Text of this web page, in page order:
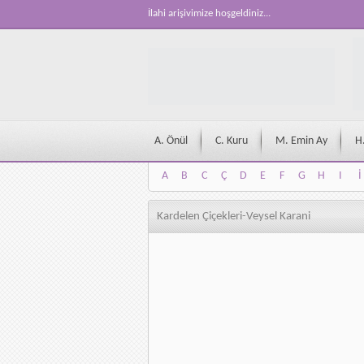
İlahi arişivimize hoşgeldiniz...
A. Önül C. Kuru M. Emin Ay
A B C Ç D E F G H I İ
A
B C Ç D E F G H I İ
Kardelen Çiçekleri-Veysel Karani